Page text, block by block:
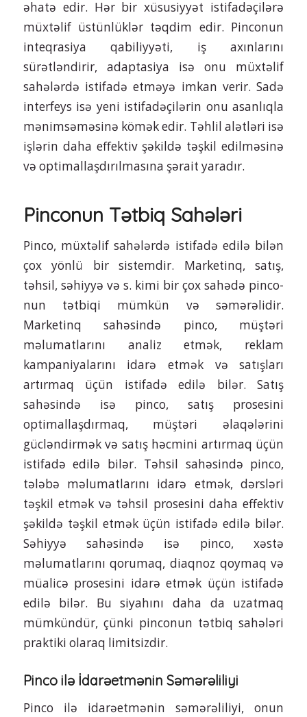
əhatə edir. Hər bir xüsusiyyət istifadəçilərə
müxtəlif üstünlüklər təqdim edir. Pinconun
inteqrasiya qabiliyyəti, iş axınlarını
sürətləndirir, adaptasiya isə onu müxtəlif
sahələrdə istifadə etməyə imkan verir. Sadə
interfeys isə yeni istifadəçilərin onu asanlıqla
mənimsəməsinə kömək edir. Təhlil alətləri isə
işlərin daha effektiv şəkildə təşkil edilməsinə
və optimallaşdırılmasına şərait yaradır.
Pinconun Tətbiq Sahələri
Pinco, müxtəlif sahələrdə istifadə edilə bilən
çox yönlü bir sistemdir. Marketinq, satış,
təhsil, səhiyyə və s. kimi bir çox sahədə pinco-
nun tətbiqi mümkün və səmərəlidir.
Marketinq sahəsində pinco, müştəri
məlumatlarını analiz etmək, reklam
kampaniyalarını idarə etmək və satışları
artırmaq üçün istifadə edilə bilər. Satış
sahəsində isə pinco, satış prosesini
optimallaşdırmaq, müştəri əlaqələrini
gücləndirmək və satış həcmini artırmaq üçün
istifadə edilə bilər. Təhsil sahəsində pinco,
tələbə məlumatlarını idarə etmək, dərsləri
təşkil etmək və təhsil prosesini daha effektiv
şəkildə təşkil etmək üçün istifadə edilə bilər.
Səhiyyə sahəsində isə pinco, xəstə
məlumatlarını qorumaq, diaqnoz qoymaq və
müalicə prosesini idarə etmək üçün istifadə
edilə bilər. Bu siyahını daha da uzatmaq
mümkündür, çünki pinconun tətbiq sahələri
praktiki olaraq limitsizdir.
Pinco ilə İdarəetmənin Səmərəliliyi
Pinco ilə idarəetmənin səmərəliliyi, onun